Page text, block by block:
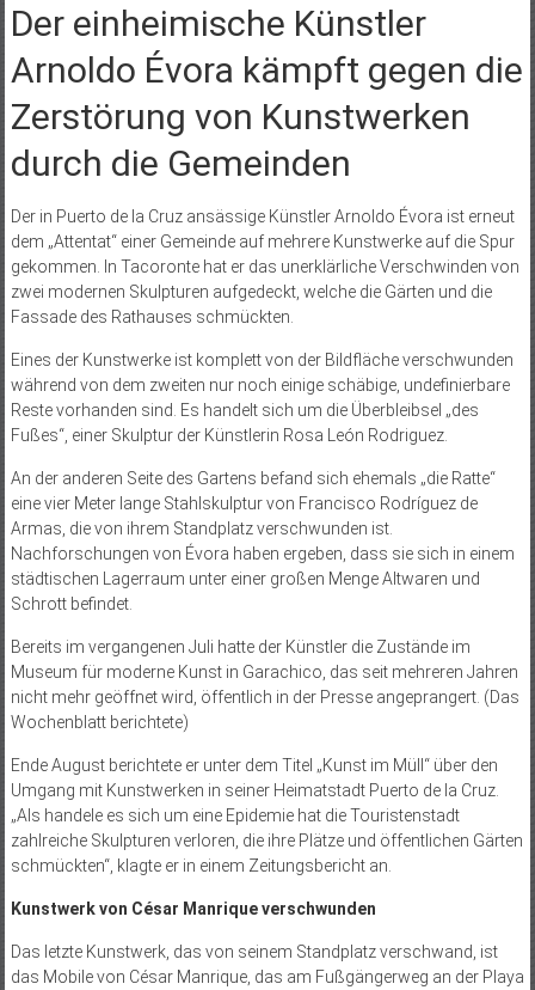
Der einheimische Künstler
Arnoldo Évora kämpft gegen die
Zerstörung von Kunstwerken
durch die Gemeinden
Der in Puerto de la Cruz ansässige Künstler Arnoldo Évora ist erneut
dem „Attentat“ einer Gemeinde auf mehrere Kunstwerke auf die Spur
gekommen. In Tacoronte hat er das unerklärliche Verschwinden von
zwei modernen Skulpturen aufgedeckt, welche die Gärten und die
Fassade des Rathauses schmückten.
Eines der Kunstwerke ist komplett von der Bildfläche verschwunden
während von dem zweiten nur noch einige schäbige, undefinierbare
Reste vorhanden sind. Es handelt sich um die Überbleibsel „des
Fußes“, einer Skulptur der Künstlerin Rosa León Rodriguez.
An der anderen Seite des Gartens befand sich ehemals „die Ratte“
eine vier Meter lange Stahlskulptur von Francisco Rodríguez de
Armas, die von ihrem Standplatz verschwunden ist.
Nachforschungen von Évora haben ergeben, dass sie sich in einem
städtischen Lagerraum unter einer großen Menge Altwaren und
Schrott befindet.
Bereits im vergangenen Juli hatte der Künstler die Zustände im
Museum für moderne Kunst in Garachico, das seit mehreren Jahren
nicht mehr geöffnet wird, öffentlich in der Presse angeprangert. (Das
Wochenblatt berichtete)
Ende August berichtete er unter dem Titel „Kunst im Müll“ über den
Umgang mit Kunstwerken in seiner Heimatstadt Puerto de la Cruz.
„Als handele es sich um eine Epidemie hat die Touristenstadt
zahlreiche Skulpturen verloren, die ihre Plätze und öffentlichen Gärten
schmückten“, klagte er in einem Zeitungsbericht an.
Kunstwerk von César Manrique verschwunden
Das letzte Kunstwerk, das von seinem Standplatz verschwand, ist
das Mobile von César Manrique, das am Fußgängerweg an der Playa